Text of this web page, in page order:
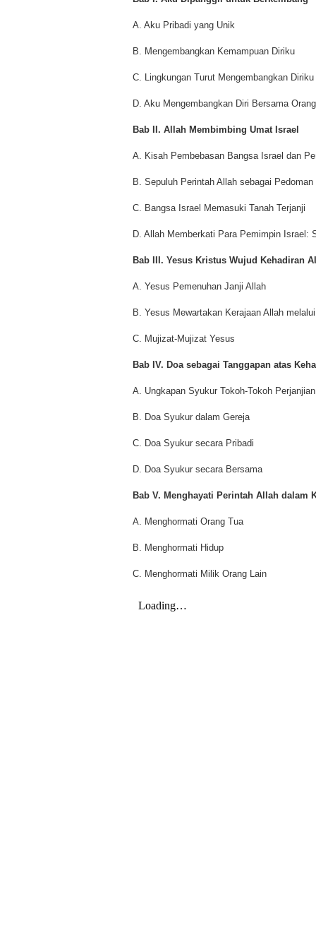
A. Aku Pribadi yang Unik
B. Mengembangkan Kemampuan Diriku
C. Lingkungan Turut Mengembangkan Diriku
D. Aku Mengembangkan Diri Bersama
Bab II. Allah Membimbing Umat Israel
A. Kisah Pembebasan Bangsa Israel dan
B. Sepuluh Perintah Allah sebagai Pedoman
C. Bangsa Israel Memasuki Tanah Terjanji
D. Allah Memberkati Para Pemimpin Israel:
Bab III. Yesus Kristus Wujud Kehadiran
A. Yesus Pemenuhan Janji Allah
B. Yesus Mewartakan Kerajaan Allah
C. Mujizat-Mujizat Yesus
Bab IV. Doa sebagai Tanggapan atas
A. Ungkapan Syukur Tokoh-Tokoh
B. Doa Syukur dalam Gereja
C. Doa Syukur secara Pribadi
D. Doa Syukur secara Bersama
Bab V. Menghayati Perintah Allah dalam
A. Menghormati Orang Tua
B. Menghormati Hidup
C. Menghormati Milik Orang Lain